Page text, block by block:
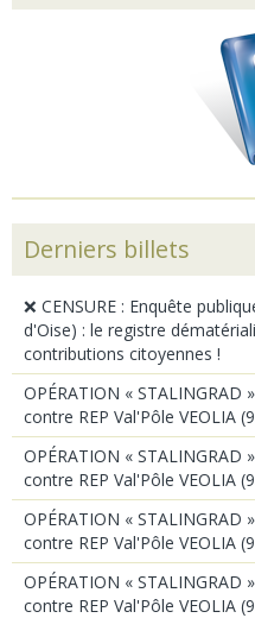
Derniers billets
❌ CENSURE : Enquête
d'Oise) : le registre
contributions citoyennes !
OPÉRATION « STALINGRAD
contre REP Val'Pôle VEOLIA
OPÉRATION « STALINGRAD
contre REP Val'Pôle VEOLIA
OPÉRATION « STALINGRAD
contre REP Val'Pôle VEOLIA
OPÉRATION « STALINGRAD
contre REP Val'Pôle VEOLIA